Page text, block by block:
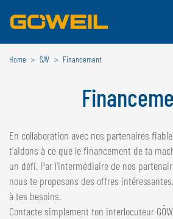
Choisissez votre langue/
INTERNATIONAL
GÖWEIL
DEUTSCH
ENGLISH
FRANÇAIS
NEDERLANDS
ESPAÑOL
POLSKI
ČESKÝ
Home SAV Financement
En collaboration avec nos partenaires
t'aidons à ce que le financement de ta
un défi. Par l'intermédiaire de nos
nous te proposons des offres
à tes besoins.
Contacte simplement ton interlocuteur